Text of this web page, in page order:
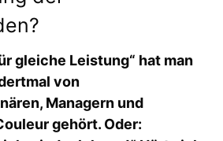
gleiche Leistung“ hat man
von
Managern und
gehört. Oder: